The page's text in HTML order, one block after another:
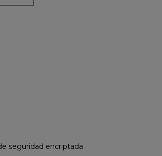
seguridad encriptada